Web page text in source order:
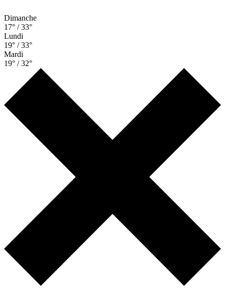
Dimanche
17° / 33°
Lundi
19° / 33°
Mardi
19° / 32°